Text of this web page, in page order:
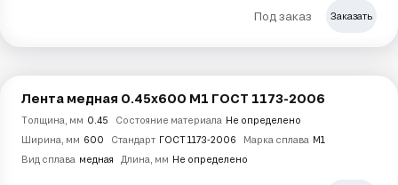
Под заказ Заказать
Лента медная 0.45х600 М1 ГОСТ 1173-2006
Толщина, мм 0.45 Состояние материала Не определено
Ширина, мм 600 Стандарт ГОСТ 1173-2006 Марка сплава М1
Вид сплава медная Длина, мм Не определено